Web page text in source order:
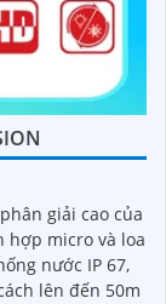
giải cao của
hợp micro và loa
nước IP 67,
lên đến 50m